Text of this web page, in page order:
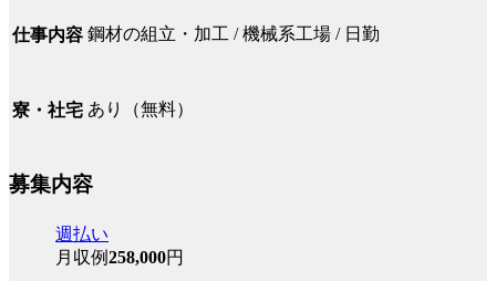
仕事内容 鋼材の組立・加工 / 機械系工場 / 日勤
寮・社宅 あり（無料）
募集内容
週払い
月収例258,000円